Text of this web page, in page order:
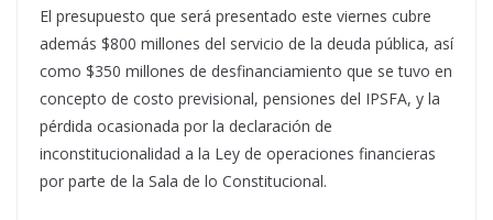
El presupuesto que será presentado este viernes cubre
además $800 millones del servicio de la deuda pública, así
como $350 millones de desfinanciamiento que se tuvo en
concepto de costo previsional, pensiones del IPSFA, y la
pérdida ocasionada por la declaración de
inconstitucionalidad a la Ley de operaciones financieras
por parte de la Sala de lo Constitucional.